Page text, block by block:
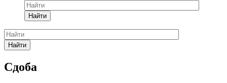
Найти
Найти
Сдоба